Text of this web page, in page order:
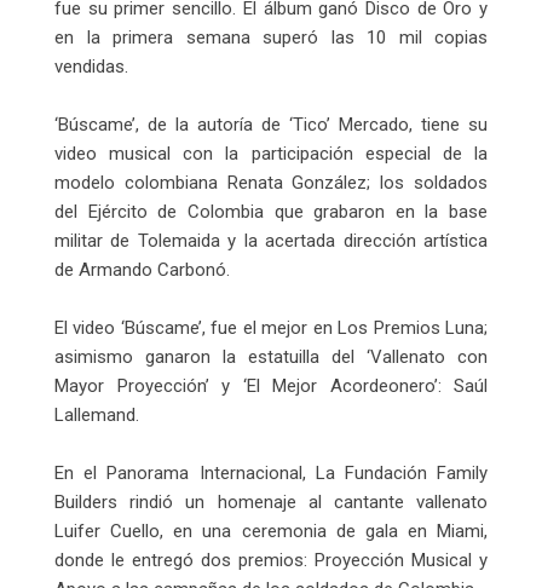
fue su primer sencillo. El álbum ganó Disco de Oro y
en la primera semana superó las 10 mil copias
vendidas.
‘Búscame’, de la autoría de ‘Tico’ Mercado, tiene su
video musical con la participación especial de la
modelo colombiana Renata González; los soldados
del Ejército de Colombia que grabaron en la base
militar de Tolemaida y la acertada dirección artística
de Armando Carbonó.
El video ‘Búscame’, fue el mejor en Los Premios Luna;
asimismo ganaron la estatuilla del ‘Vallenato con
Mayor Proyección’ y ‘El Mejor Acordeonero’: Saúl
Lallemand.
En el Panorama Internacional, La Fundación Family
Builders rindió un homenaje al cantante vallenato
Luifer Cuello, en una ceremonia de gala en Miami,
donde le entregó dos premios: Proyección Musical y